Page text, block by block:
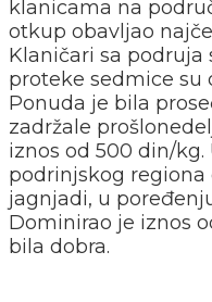
klanicama na
otkup obavljao
Klaničari sa
proteke sedmice su
Ponuda je bila
zadržale
iznos od 500 din/
podrinjskog
jagnjadi, u
Dominirao je iznos
bila dobra.